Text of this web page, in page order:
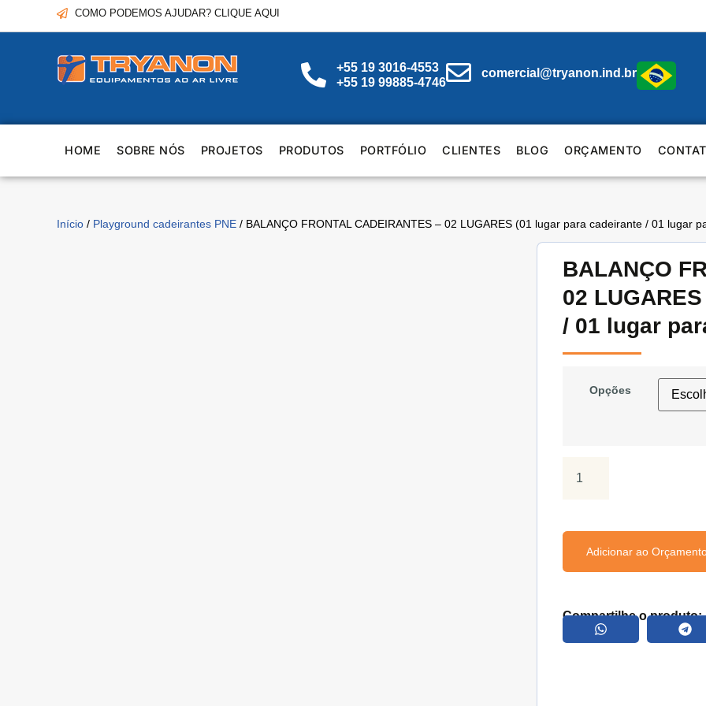
COMO PODEMOS AJUDAR? CLIQUE AQUI
+55 19 3016-4553
+55 19 99885-4746
comercial@tryanon.ind.br
HOME SOBRE NÓS PROJETOS PRODUTOS PORTFÓLIO CLIENTES BLOG ORÇAMENTO
Início / Playground cadeirantes PNE / BALANÇO FRONTAL CADEIRANTES – 02 LUGARES (01 lugar para cadeirante / 01 lugar
BALANÇO
02
/ 01 lugar
Opções
Adicionar ao
Compartilhe o produto: